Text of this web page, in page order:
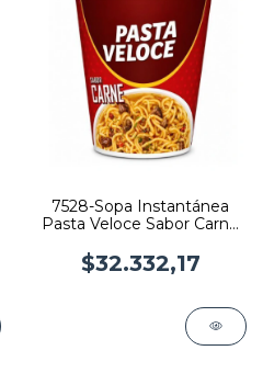
7528-Sopa Instantánea
Pasta Veloce Sabor Carne
$32.332,17